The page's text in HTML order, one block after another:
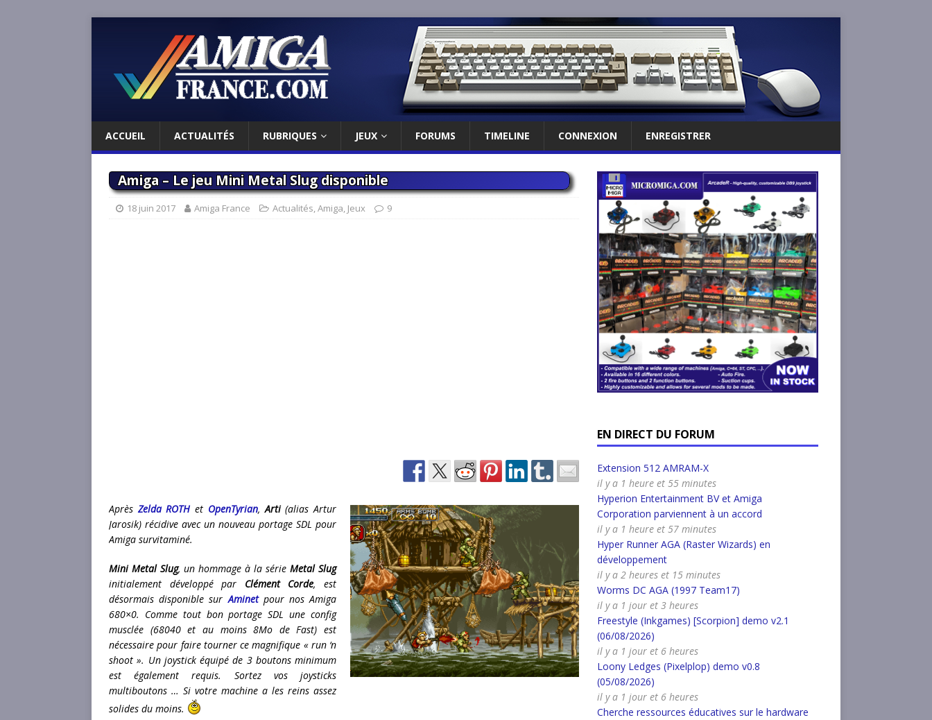
ACCUEIL ACTUALITÉS RUBRIQUES JEUX FORUMS TIMELINE CONNEXION ENREGISTRER
Amiga – Le jeu Mini Metal Slug disponible
18 juin 2017 Amiga France Actualités,Amiga, Jeux 9
AprèsZelda ROTH et OpenTyrian,Arti(alias Artur
Jarosik) récidive avec un nouveau portage SDL pour
Amiga survitaminé.
Mini Metal Slug, un hommage à la sérieMetal Slug
initialement développé par Clément Corde, est
désormais disponible surAminetpour nos Amiga
680×0. Comme tout bon portage SDL une config
musclée (68040 et au moins 8Mo de Fast) est
nécessaire pour faire tourner ce magnifique « run ‘n
shoot ». Un joystick équipé de 3 boutons minimum
est également requis. Sortez vos joysticks
multiboutons … Si votre machine a les reins assez
solides du moins.
EN DIRECT DU FORUM
Extension 512 AMRAM-X
il y a 1 heure et 55 minutes
Hyperion Entertainment BV et Amiga
Corporation parviennent à un accord
il y a 1 heure et 57 minutes
Hyper Runner AGA (Raster Wizards) en
développement
il y a 2 heures et 15 minutes
Worms DC AGA (1997 Team17)
il y a 1 jour et 3 heures
Freestyle (Inkgames) [Scorpion] demo v2.1
(06/08/2026)
il y a 1 jour et 6 heures
Loony Ledges (Pixelplop) demo v0.8
(05/08/2026)
il y a 1 jour et 6 heures
Cherche ressources éducatives sur le hardware